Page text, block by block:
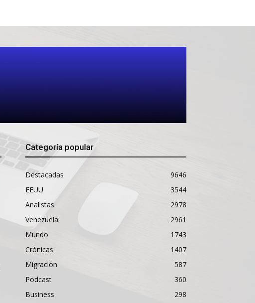
Categoría popular
Destacadas
9646
EEUU
3544
Analistas
2978
Venezuela
2961
Mundo
1743
Crónicas
1407
Migración
587
Podcast
360
Business
298